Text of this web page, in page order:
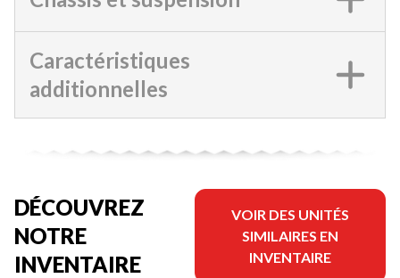
Caractéristiques
additionnelles
DÉCOUVREZ
NOTRE
INVENTAIRE
VOIR DES UNITÉS
SIMILAIRES EN
INVENTAIRE